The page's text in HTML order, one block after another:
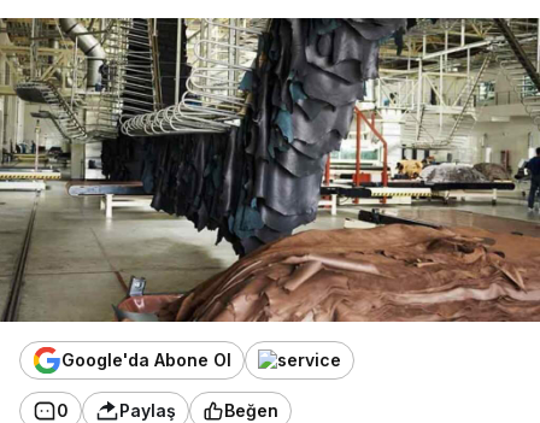
Google'da Abone Ol
0 Paylaş Beğen